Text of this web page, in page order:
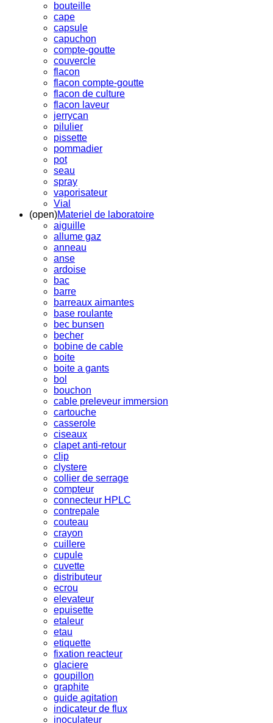
bouteille
cape
capsule
capuchon
compte-goutte
couvercle
flacon
flacon compte-goutte
flacon de culture
flacon laveur
jerrycan
pilulier
pissette
pommadier
pot
seau
spray
vaporisateur
Vial
(open)Materiel de laboratoire
aiguille
allume gaz
anneau
anse
ardoise
bac
barre
barreaux aimantes
base roulante
bec bunsen
becher
bobine de cable
boite
boite a gants
bol
bouchon
cable preleveur immersion
cartouche
casserole
ciseaux
clapet anti-retour
clip
clystere
collier de serrage
compteur
connecteur HPLC
contrepale
couteau
crayon
cuillere
cupule
cuvette
distributeur
ecrou
elevateur
epuisette
etaleur
etau
etiquette
fixation reacteur
glaciere
goupillon
graphite
guide agitation
indicateur de flux
inoculateur